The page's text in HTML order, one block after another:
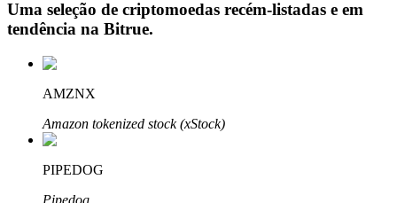
Uma seleção de criptomoedas recém-listadas e em
tendência na Bitrue.
AMZNX
Amazon tokenized stock (xStock)
PIPEDOG
Pipedog